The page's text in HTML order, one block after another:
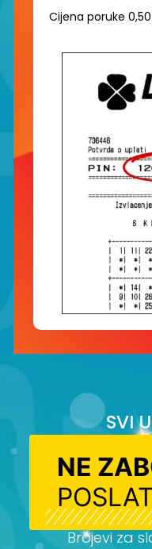
Cijena poruke 0,50
SVI
NE
Brojevi za